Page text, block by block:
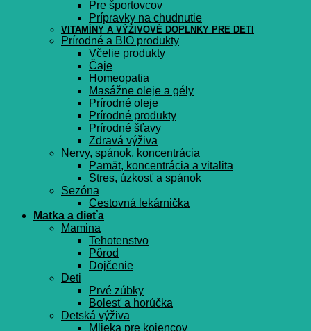
Pre športovcov
Prípravky na chudnutie
VITAMÍNY A VÝŽIVOVÉ DOPLNKY PRE DETI
Prírodné a BIO produkty
Včelie produkty
Čaje
Homeopatia
Masážne oleje a gély
Prírodné oleje
Prírodné produkty
Prírodné šťavy
Zdravá výživa
Nervy, spánok, koncentrácia
Pamät, koncentrácia a vitalita
Stres, úzkosť a spánok
Sezóna
Cestovná lekárnička
Matka a dieťa
Mamina
Tehotenstvo
Pôrod
Dojčenie
Deti
Prvé zúbky
Bolesť a horúčka
Detská výživa
Mlieka pre kojencov